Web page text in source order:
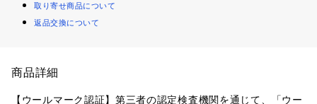
取り寄せ商品について
返品交換について
商品詳細
【ウールマーク認証】第三者の認定検査機関を通じて、「ウー